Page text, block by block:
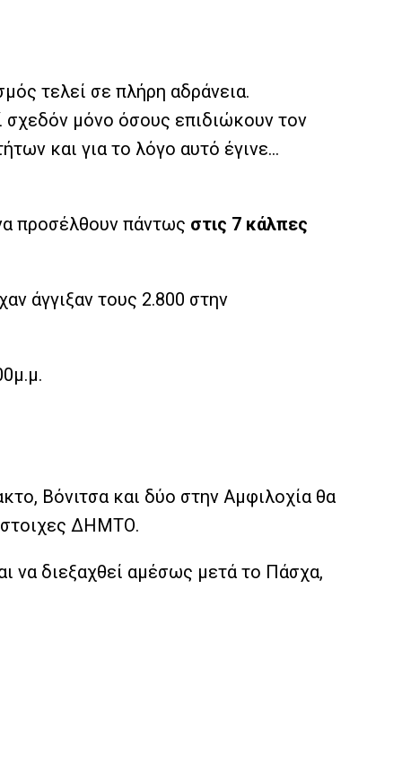
τελεί σε πλήρη αδράνεια.
σχεδόν μόνο όσους επιδιώκουν τον
και για το λόγο αυτό έγινε…
προσέλθουν πάντως στις 7 κάλπες
άγγιξαν τους 2.800 στην
Βόνιτσα και δύο στην Αμφιλοχία θα
ΔΗΜΤΟ.
να διεξαχθεί αμέσως μετά το Πάσχα,